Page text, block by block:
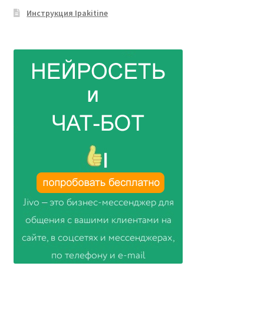
Инструкция Ipakitine